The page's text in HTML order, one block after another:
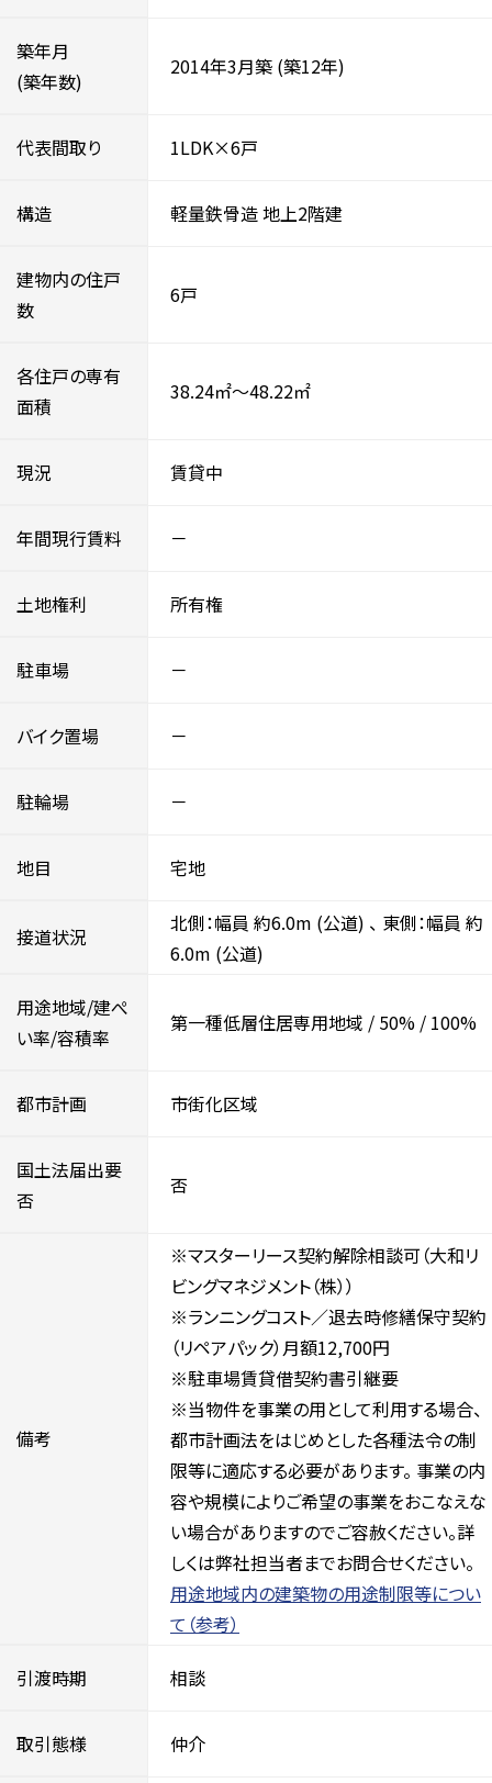
築年月
(築年数)
2014年3月築 (築12年)
代表間取り 1LDK×6戸
構造 軽量鉄骨造地上2階建
建物内の住戸
数
6戸
各住戸の専有
面積
38.24㎡～48.22㎡
現況 賃貸中
年間現行賃料 －
土地権利 所有権
駐車場 －
バイク置場 －
駐輪場 －
地目 宅地
接道状況
北側：幅員 約6.0m (公道) 、 東側：幅員 約
6.0m (公道)
用途地域/建ぺ
い率/容積率
第一種低層住居専用地域 / 50% / 100%
都市計画 市街化区域
国土法届出要
否
否
備考
※マスターリース契約解除相談可（大和リ
ビングマネジメント（株））
※ランニングコスト／退去時修繕保守契約
（リペアパック）月額12,700円
※駐車場賃貸借契約書引継要
※当物件を事業の用として利用する場合、
都市計画法をはじめとした各種法令の制
限等に適応する必要があります。 事業の内
容や規模によりご希望の事業をおこなえな
い場合がありますのでご容赦ください。詳
しくは弊社担当者までお問合せください。
用途地域内の建築物の用途制限等につい
て（参考）
引渡時期 相談
取引態様 仲介